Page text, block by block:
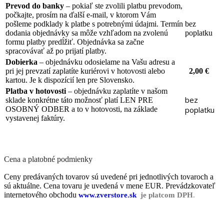
Prevod do banky – pokiaľ ste zvolili platbu prevodom,
počkajte, prosím na ďalší e-mail, v ktorom Vám
pošleme podklady k platbe s potrebnými údajmi. Termín
dodania objednávky sa môže vzhľadom na zvolenú
formu platby predĺžiť. Objednávka sa začne
spracovávať až po prijatí platby.
bez
poplatku
Dobierka – objednávku odosielame na Vašu adresu a
pri jej prevzatí zaplatíte kuriérovi v hotovosti alebo
kartou. Je k dispozícií len pre Slovensko.
2,00 €
Platba v hotovosti – objednávku zaplatíte v našom
sklade konkrétne táto možnosť platí LEN PRE
OSOBNÝ ODBER a to v hotovosti, na základe
vystavenej faktúry.
bez
poplatku
Cena a platobné podmienky
Ceny predávaných tovarov sú uvedené pri jednotlivých tovaroch a
sú aktuálne. Cena tovaru je uvedená v mene EUR. Prevádzkovateľ
internetového obchodu www.zverstore.sk je platcom DPH.